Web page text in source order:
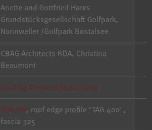
Anette and Gottfried Hares
Grundstücksgesellschaft Golfpark,
Nonnweiler /Golfpark Bostalsee
CBAG Architects BDA, Christina
Beaumont
Roofing Bernardi Bedachung
EVALON, roof edge profile "TAG 400",
fascia 325